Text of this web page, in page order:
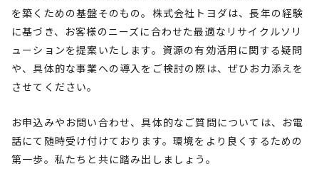
を築くための基盤そのもの。株式会社トヨダは、長年の経験
に基づき、お客様のニーズに合わせた最適なリサイクルソリ
ューションを提案いたします。資源の有効活用に関する疑問
や、具体的な事業への導入をご検討の際は、ぜひお力添えを
させてください。
お申込みやお問い合わせ、具体的なご質問については、お電
話にて随時受け付けております。環境をより良くするための
第一歩。私たちと共に踏み出しましょう。